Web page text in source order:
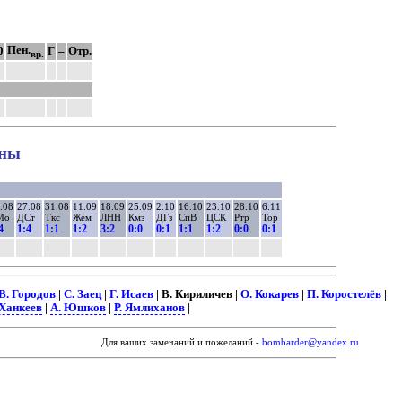
Пен.вр. Г – Отр.
27.08
ДСт
1:4
31.08
Ткс
1:1
11.09
Жем
1:2
18.09
ЛНН
3:2
25.09
Кмз
0:0
2.10
ДГз
0:1
16.10
СпВ
1:1
23.10
ЦСК
1:2
28.10
Ртр
0:0
6.11
Тор
0:1
Городов| С. Заец| Г. Исаев| В. Кириличев | О. Кокарев| П. Коростелёв|
| А. Юшков| Р. Ямлиханов|
Для ваших замечаний и пожеланий - bombarder@yandex.ru